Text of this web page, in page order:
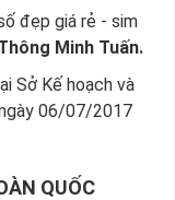
đẹp giá rẻ - sim
Minh Tuấn.
Sở Kế hoạch và
06/07/2017
QUỐC